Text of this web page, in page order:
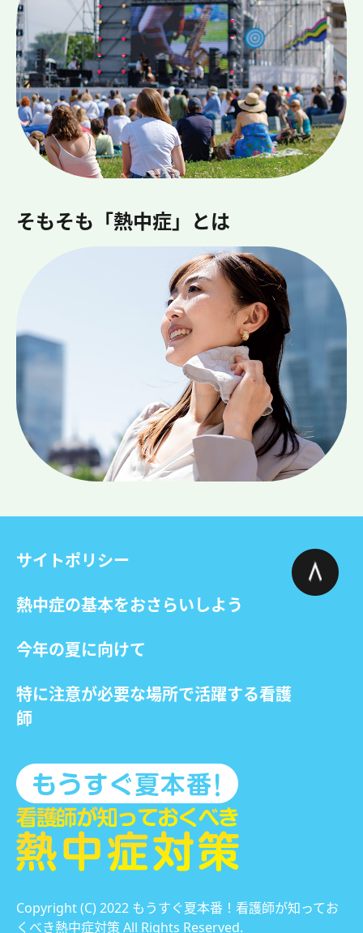
そもそも「熱中症」とは
サイトポリシー
熱中症の基本をおさらいしよう
今年の夏に向けて
特に注意が必要な場所で活躍する看護
師
Copyright (C) 2022 もうすぐ夏本番！看護師が知ってお
くべき熱中症対策 All Rights Reserved.